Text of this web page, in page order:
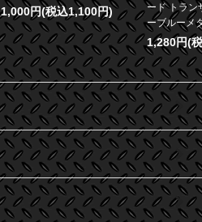
1,000円(税込1,100円)
ード トラン
ーブルーメ
1,280円(